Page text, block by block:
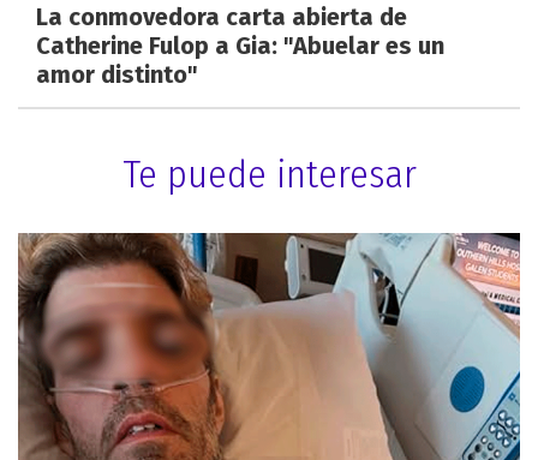
La conmovedora carta abierta de
Catherine Fulop a Gia: "Abuelar es un
amor distinto"
Te puede interesar